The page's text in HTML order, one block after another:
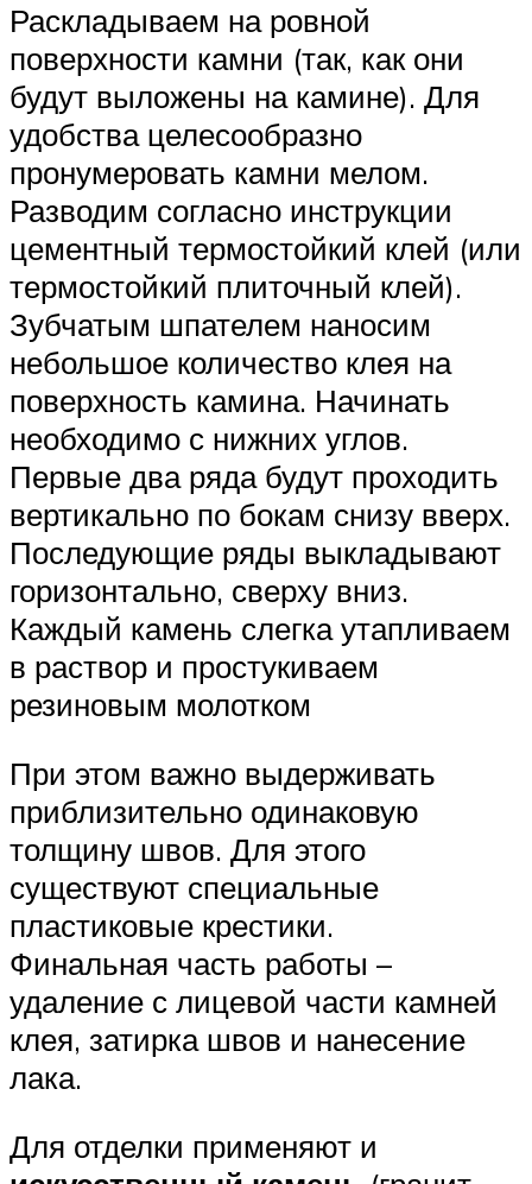
Раскладываем на ровной
поверхности камни (так, как они
будут выложены на камине). Для
удобства целесообразно
пронумеровать камни мелом.
Разводим согласно инструкции
цементный термостойкий клей (или
термостойкий плиточный клей).
Зубчатым шпателем наносим
небольшое количество клея на
поверхность камина. Начинать
необходимо с нижних углов.
Первые два ряда будут проходить
вертикально по бокам снизу вверх.
Последующие ряды выкладывают
горизонтально, сверху вниз.
Каждый камень слегка утапливаем
в раствор и простукиваем
резиновым молотком
При этом важно выдерживать
приблизительно одинаковую
толщину швов. Для этого
существуют специальные
пластиковые крестики.
Финальная часть работы –
удаление с лицевой части камней
клея, затирка швов и нанесение
лака.
Для отделки применяют и